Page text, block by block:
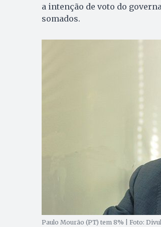
a intenção de voto do
somados.
Paulo Mourão (PT) tem 8% | Foto: